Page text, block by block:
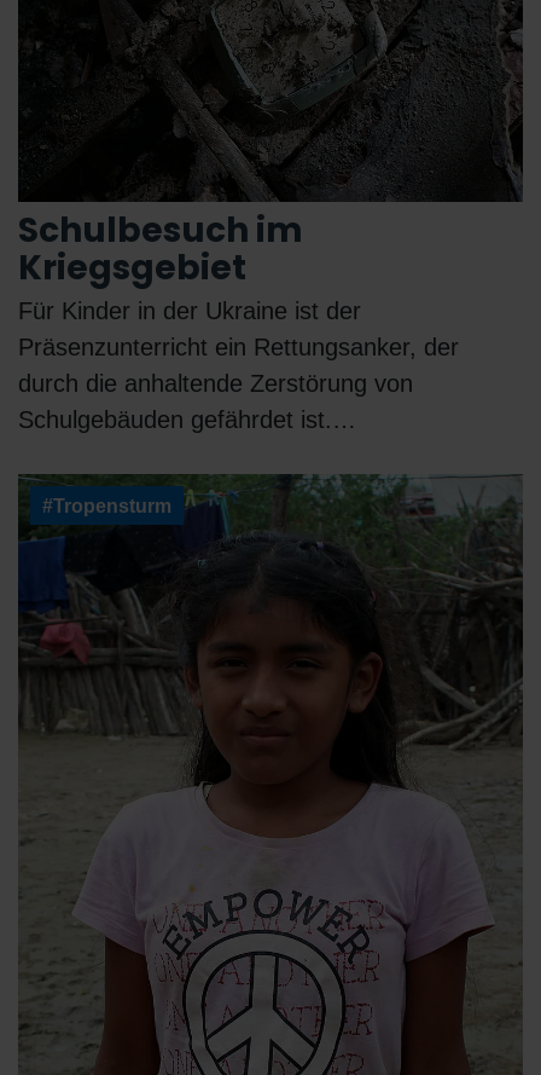
Schulbesuch im
Kriegsgebiet
Für Kinder in der Ukraine ist der
Präsenzunterricht ein Rettungsanker, der
durch die anhaltende Zerstörung von
Schulgebäuden gefährdet ist.…
#Tropensturm